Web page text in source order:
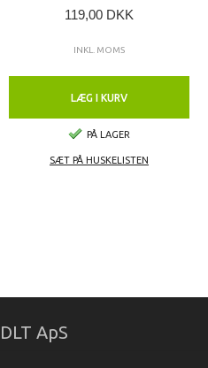
119,00 DKK
INKL. MOMS
LÆG I KURV
PÅ LAGER
SÆT PÅ HUSKELISTEN
DLT ApS